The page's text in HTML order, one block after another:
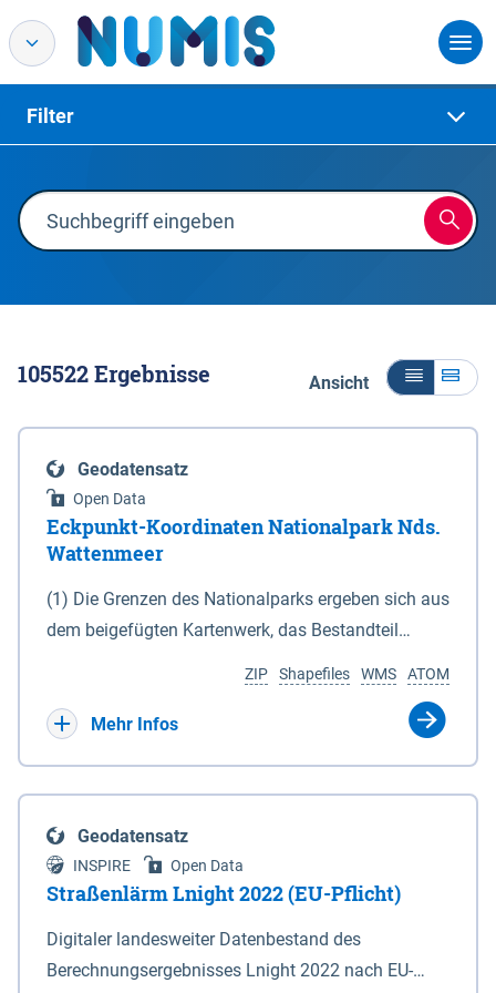
Filter
105522Ergebnisse Ansicht
Geodatensatz
Open Data
Eckpunkt-Koordinaten Nationalpark Nds.
Wattenmeer
(1) Die Grenzen des Nationalparks ergeben sich aus
dem beigefügten Kartenwerk, das Bestandteil
(DTK) im Maßstab 1 : 100 000 (Anlage 2), 2.
verkleinerte Amtliche Karte 1 : 5 000 (AK5) im
projizierte Koordinaten im Europäischen
Terrestrischen Referenzsystem 1989 (ETRS 89) mit
der Universalen Transversalen Mercator-Abbildung
bezogen auf die Zone 32 N (UTM 32N) dargestellt
(Anlage 4); Gleiches gilt für die geografischen
ATOM
WMS
Shapefiles
ZIP
Mehr Infos
Geodatensatz
INSPIRE Open Data
Straßenlärm Lnight 2022 (EU-Pflicht)
Digitaler landesweiter Datenbestand des
Berechnungsergebnisses Lnight 2022 nach EU-